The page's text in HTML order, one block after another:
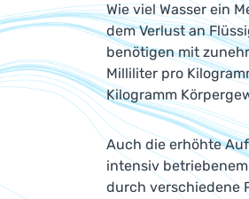
Wie viel Wasser ein
dem Verlust an
benötigen mit
Milliliter pro
Kilogramm
Auch die erhöhte
intensiv
durch verschiedene